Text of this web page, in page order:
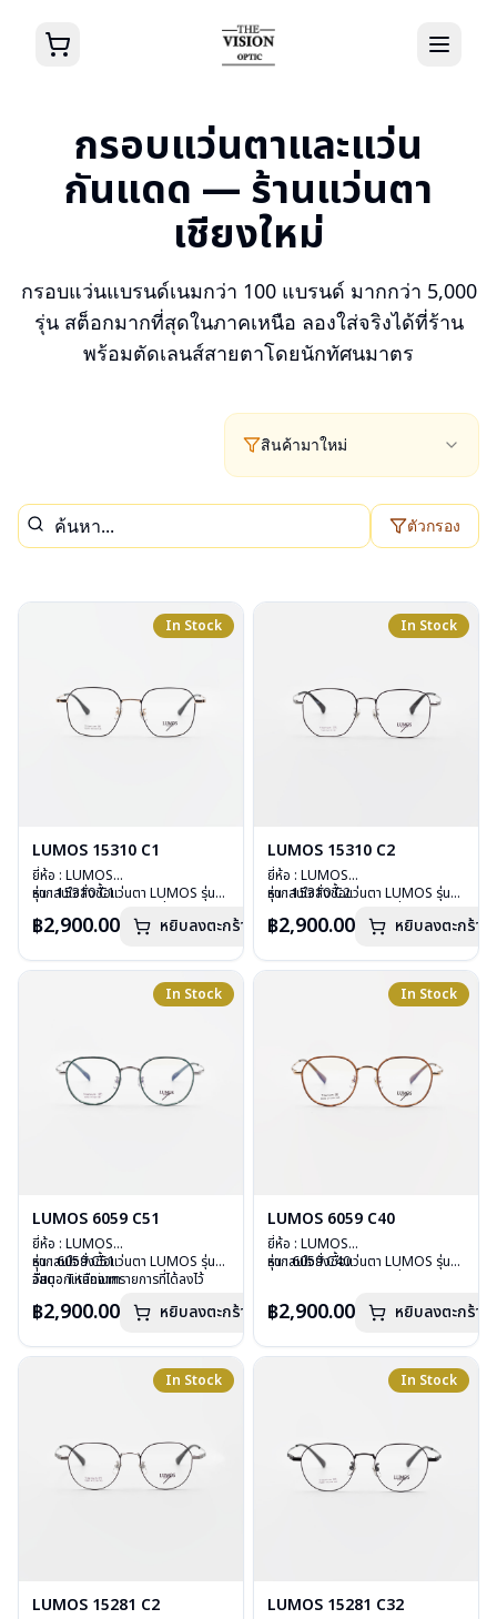
กรอบแว่นตาและแว่น
กันแดด — ร้านแว่นตา
เชียงใหม่
กรอบแว่นแบรนด์เนมกว่า 100 แบรนด์ มากกว่า 5,000
รุ่น สต็อกมากที่สุดในภาคเหนือ ลองใส่จริงได้ที่ร้าน
พร้อมตัดเลนส์สายตาโดยนักทัศนมาตร
สินค้ามาใหม่
ตัวกรอง
In Stock
LUMOS 15310 C1
ยี่ห้อ : LUMOS
รุ่น : 15310 C1
เลนส์ : Demo Lens
น้ำหนัก : 16 กรัม
อุปกรณ์ : กล่องแว่น , ผ้าเช็ดแว่น
หากสนใจสั่งชื้อแว่นตา LUMOS รุ่น
กรุณาติดต่อเราคลิก
฿2,900.00 หยิบลงตะกร้า
In Stock
LUMOS 15310 C2
ยี่ห้อ : LUMOS
รุ่น : 15310 C2
เลนส์ : Demo Lens
น้ำหนัก : 16 กรัม
อุปกรณ์ : กล่องแว่น , ผ้าเช็ดแว่น
หากสนใจสั่งชื้อแว่นตา LUMOS รุ่น
กรุณาติดต่อเราคลิก
฿2,900.00 หยิบลงตะกร้า
In Stock
LUMOS 6059 C51
ยี่ห้อ : LUMOS
รุ่น : 6059 C51
วัสดุ : Titanium
บานพับ : ไม่มีสปริง
อุปกรณ์ : กล่องแว่น , ผ้าเช็ดแว่น
หากสนใจสั่งชื้อแว่นตา LUMOS รุ่น
อื่นนอกเหนือจากรายการที่ได้ลงไว้
฿2,900.00 หยิบลงตะกร้า
In Stock
LUMOS 6059 C40
ยี่ห้อ : LUMOS
รุ่น : 6059 C40
บานพับ : ไม่มีสปริง
อุปกรณ์ : กล่องแว่น , ผ้าเช็ดแว่น
หากสนใจสั่งชื้อแว่นตา LUMOS รุ่น
฿2,900.00 หยิบลงตะกร้า
In Stock
LUMOS 15281 C2
In Stock
LUMOS 15281 C32